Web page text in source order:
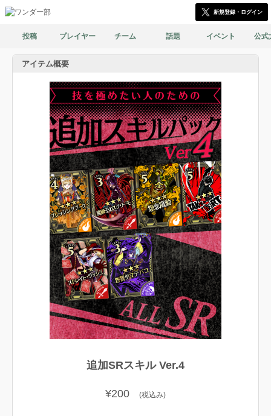
新規登録・ログイン
投稿 プレイヤー チーム 話題 イベント 公式
アイテム概要
追加SRスキル Ver.4
¥200 (税込み)